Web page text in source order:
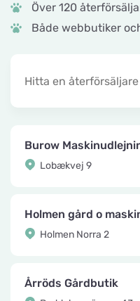
Över 120
Både webbutiker
Burow
Lobækvej 9
Holmen gård o
Holmen Norra 2
Årröds Gårdbutik